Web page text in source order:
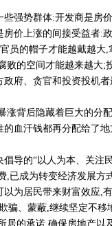
势群体:开发商是房
价上涨的间接受益者:
员的帽子才能越戴越
败的空间才能越来越大
府、贪官和投资投机
背后隐藏着巨大的分
血汗钱都再分配给了
的“以人为本、关注
,已成为转变经济发展方
为居民带来财富效应,
骗、蒙蔽,继续坚定不
居的承诺,确保房地产以